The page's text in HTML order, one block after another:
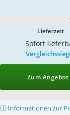
Lieferzeit
Sofort
Zum Angebot
ⓘ Informationen zur